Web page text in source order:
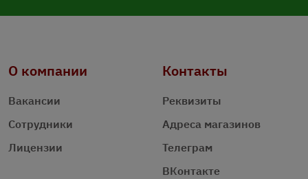
О компании
Вакансии
Сотрудники
Лицензии
Контакты
Реквизиты
Адреса магазинов
Телеграм
ВКонтакте